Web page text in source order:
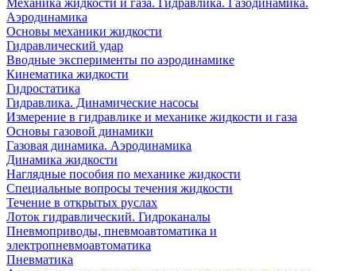
Механика жидкости и газа. Гидравлика. Газодинамика.
Аэродинамика
Основы механики жидкости
Гидравлический удар
Вводные эксперименты по аэродинамике
Кинематика жидкости
Гидростатика
Гидравлика. Динамические насосы
Измерение в гидравлике и механике жидкости и газа
Основы газовой динамики
Газовая динамика. Аэродинамика
Динамика жидкости
Наглядные пособия по механике жидкости
Специальные вопросы течения жидкости
Течение в открытых руслах
Лоток гидравлический. Гидроканалы
Пневмоприводы, пневмоавтоматика и
электропневмоавтоматика
Пневматика